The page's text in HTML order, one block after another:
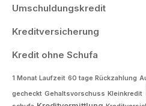
Umschuldungskredit
Kreditversicherung
Kredit ohne Schufa
1 Monat Laufzeit 60 tage Rückzahlung
gecheckt Gehaltsvorschuss Kleinkredit